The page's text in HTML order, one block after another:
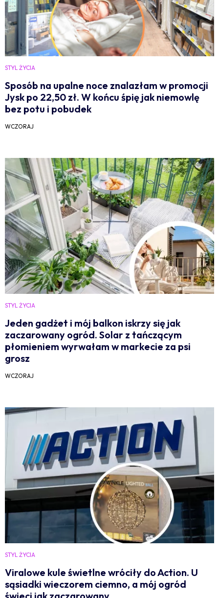
STYL ŻYCIA
Sposób na upalne noce znalazłam w promocji
Jysk po 22,50 zł. W końcu śpię jak niemowlę
bez potu i pobudek
WCZORAJ
STYL ŻYCIA
Jeden gadżet i mój balkon iskrzy się jak
zaczarowany ogród. Solar z tańczącym
płomieniem wyrwałam w markecie za psi
grosz
WCZORAJ
STYL ŻYCIA
Viralowe kule świetlne wróciły do Action. U
sąsiadki wieczorem ciemno, a mój ogród